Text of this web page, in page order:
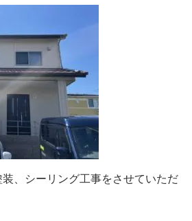
、シーリング工事をさせていただ